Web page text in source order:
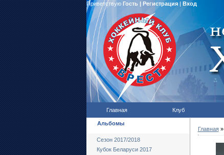
Приветствую Гость | Регистрация| Вход
Главная Клуб
Альбомы
Сезон 2017/2018
Кубок Беларуси 2017
Главная»